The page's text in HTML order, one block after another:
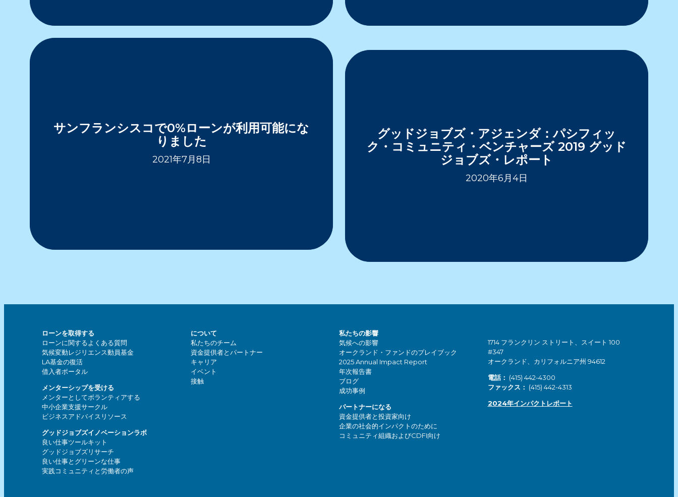
サンフランシスコで0%ローンが利用可能にな
りました
2021年7月8日
グッドジョブズ・アジェンダ：パシフィッ
ク・コミュニティ・ベンチャーズ 2019 グッド
ジョブズ・レポート
2020年6月4日
ローンを取得する
ローンに関するよくある質問
気候変動レジリエンス動員基金
LA基金の復活
借入者ポータル
メンターシップを受ける
メンターとしてボランティアする
中小企業支援サークル
ビジネスアドバイスリソース
グッドジョブズイノベーションラボ
良い仕事ツールキット
グッドジョブズリサーチ
良い仕事とグリーンな仕事
実践コミュニティと労働者の声
について
私たちのチーム
資金提供者とパートナー
キャリア
イベント
接触
私たちの影響
気候への影響
オークランド・ファンドのプレイブック
2025 Annual Impact Report
年次報告書
ブログ
成功事例
パートナーになる
資金提供者と投資家向け
企業の社会的インパクトのために
コミュニティ組織およびCDFI向け
1714 フランクリン ストリート、スイート 100
#347
オークランド、カリフォルニア州 94612
電話： (415) 442-4300
ファックス： (415) 442-4313
2024年インパクトレポート